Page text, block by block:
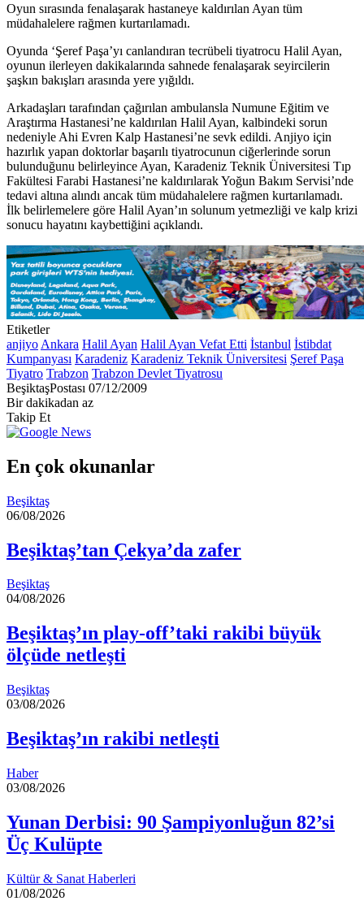
Oyun sırasında fenalaşarak hastaneye kaldırılan Ayan tüm
müdahalelere rağmen kurtarılamadı.
Oyunda ‘Şeref Paşa’yı canlandıran tecrübeli tiyatrocu Halil Ayan,
oyunun ilerleyen dakikalarında sahnede fenalaşarak seyircilerin
şaşkın bakışları arasında yere yığıldı.
Arkadaşları tarafından çağırılan ambulansla Numune Eğitim ve
Araştırma Hastanesi’ne kaldırılan Halil Ayan, kalbindeki sorun
nedeniyle Ahi Evren Kalp Hastanesi’ne sevk edildi. Anjiyo için
hazırlık yapan doktorlar başarılı tiyatrocunun ciğerlerinde sorun
bulunduğunu belirleyince Ayan, Karadeniz Teknik Üniversitesi Tıp
Fakültesi Farabi Hastanesi’ne kaldırılarak Yoğun Bakım Servisi’nde
tedavi altına alındı ancak tüm müdahalelere rağmen kurtarılamadı.
İlk belirlemelere göre Halil Ayan’ın solunum yetmezliği ve kalp krizi
sonucu hayatını kaybettiğini açıklandı.
Etiketler
anjiyo Ankara Halil Ayan Halil Ayan Vefat Etti İstanbul İstibdat
Kumpanyası Karadeniz Karadeniz Teknik Üniversitesi Şeref Paşa
Tiyatro Trabzon Trabzon Devlet Tiyatrosu
BeşiktaşPostası Bir
e-
göndermek
07/12/2009
Bir dakikadan az
Takip Et
En çok okunanlar
Beşiktaş
06/08/2026
Beşiktaş’tan Çekya’da zafer
Beşiktaş
04/08/2026
Beşiktaş’ın play-off’taki rakibi büyük
ölçüde netleşti
Beşiktaş
03/08/2026
Beşiktaş’ın rakibi netleşti
Haber
03/08/2026
Yunan Derbisi: 90 Şampiyonluğun 82’si
Üç Kulüpte
Kültür & Sanat Haberleri
01/08/2026